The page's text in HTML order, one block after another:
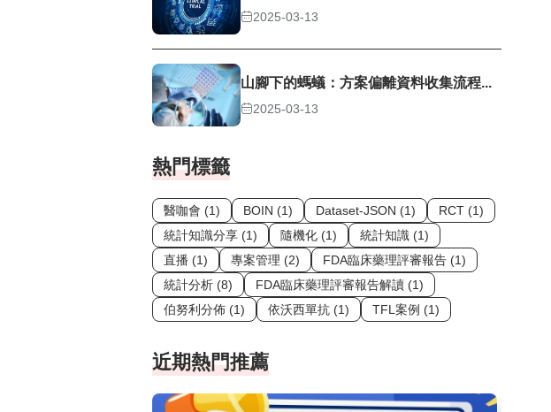
2025-03-13
山腳下的螞蟻：方案偏離資料收集流程...
2025-03-13
熱門標籤
醫咖會 (1) BOIN (1) Dataset-JSON (1)
RCT (1)
統計知識分享 (1)
隨機化 (1)
統計知識 (1)
直播 (1)
專案管理 (2)
FDA臨床藥理評審報告 (1)
統計分析 (8)
FDA臨床藥理評審報告解讀 (1)
伯努利分佈 (1)
依沃西單抗 (1) TFL案例 (1)
近期熱門推薦